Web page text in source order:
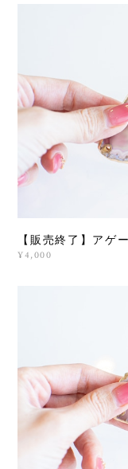
【販売終了】アゲ
¥4,000